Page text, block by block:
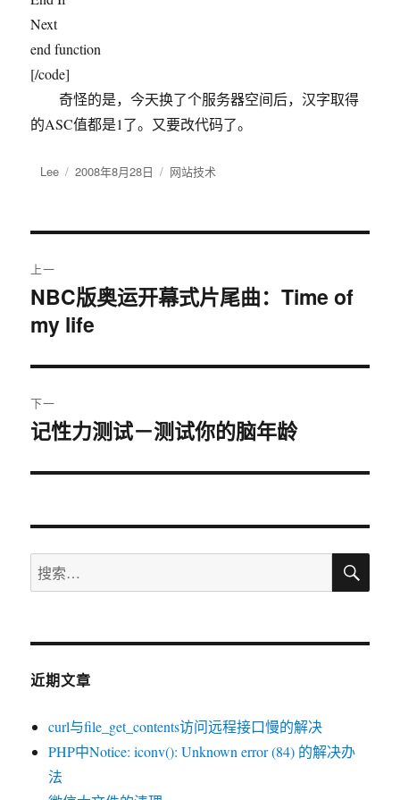
Next
end function
[/code]
奇怪的是，今天换了个服务器空间后，汉字取得
的ASC值都是1了。又要改代码了。
作
Lee
发
2008年8月28日
分
网站技术
章
导
航
上一
上
篇
章：
NBC版奥运开幕式片尾曲：Time of
my life
下一
下
文
记性力测试－测试你的脑年龄
搜
索：
搜
近期文章
curl与file_get_contents访问远程接口慢的解决
PHP中Notice: iconv(): Unknown error (84) 的解决办
法